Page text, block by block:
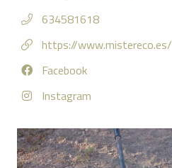
634581618
https://www.mistereco.es/
Facebook
Instagram